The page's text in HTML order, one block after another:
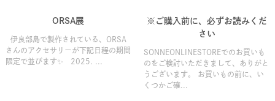
ORSA展
伊良部島で製作されている、ORSA
さんのアクセサリーが下記日程の期間
限定で並びます✨ 2025. ...
※ご購入前に、必ずお読みくだ
さい
SONNEONLINESTOREでのお買いも
のをご検討いただきまして、ありがと
うございます。 お買いもの前に、い
くつかご確...